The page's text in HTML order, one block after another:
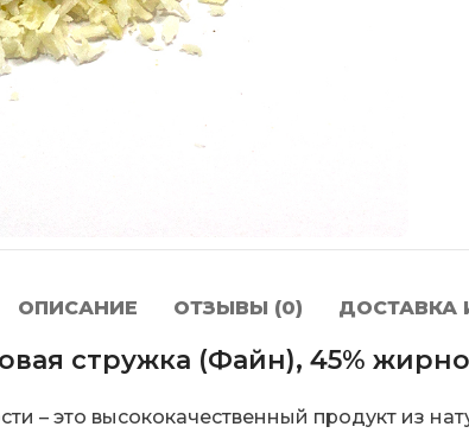
ОПИСАНИЕ ОТЗЫВЫ (0) ДОСТАВКА
стружка (Файн), 45%
– это высококачественный продукт из